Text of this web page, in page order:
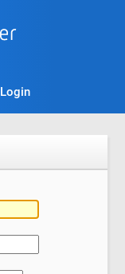
Login